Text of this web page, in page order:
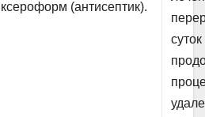
ксероформ (антисептик).
суток